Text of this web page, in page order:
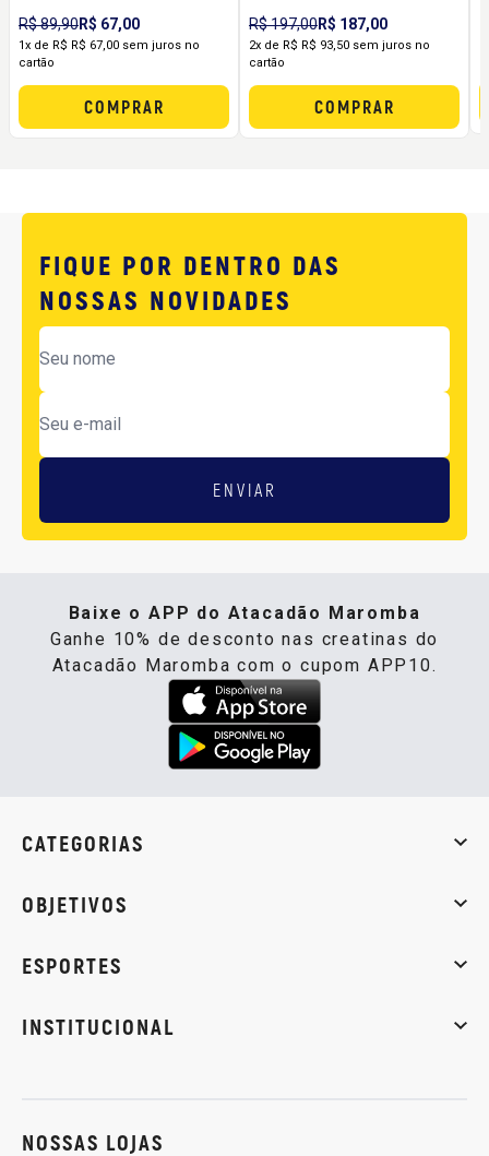
Pó para Rotina de Bem-
Estar e Sensação de
Leveza
R$ 89,90R$ 67,00
1x de R$ R$ 67,00 sem juros no
cartão
COMPRAR
R$ 197,00R$ 187,00
2x de R$ R$ 93,50 sem juros no
cartão
COMPRAR
FIQUE POR DENTRO DAS
NOSSAS NOVIDADES
ENVIAR
Baixe o APP do Atacadão Maromba
Ganhe 10% de desconto nas creatinas do
Atacadão Maromba com o cupom APP10.
CATEGORIAS
OBJETIVOS
ESPORTES
INSTITUCIONAL
NOSSAS LOJAS